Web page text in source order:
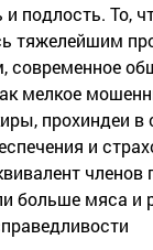
и подлость. То,
тяжелейшим
современное
мелкое
прохиндеи в
и
членов
больше мяса и